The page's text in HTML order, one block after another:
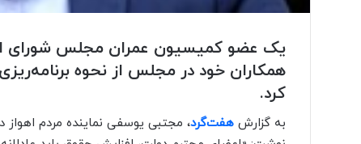
یک عضو کمیسیون عمران مجلس شورای
همکاران خود در مجلس از نحوه
کرد.
به گزارش هفت‌گرد، مجتبی یوسفی نماینده مردم